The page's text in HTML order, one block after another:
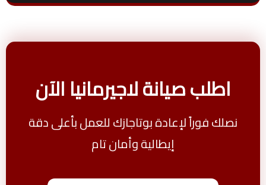
اطلب صيانة لاجيرمانيا الآن
نصلك فوراً لإعادة بوتاجازك للعمل بأعلى دقة
إيطالية وأمان تام